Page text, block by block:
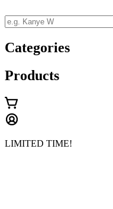
al
contenido
Categories
Products
LIMITED TIME!